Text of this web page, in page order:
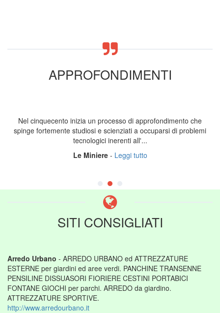
APPROFONDIMENTI
Nel cinquecento inizia un processo di approfondimento che
spinge fortemente studiosi e scienziati a occuparsi di problemi
tecnologici inerenti all'...
Le Miniere- Leggi tutto
SITI CONSIGLIATI
Arredo Urbano - ARREDO URBANO ed ATTREZZATURE
ESTERNE per giardini ed aree verdi. PANCHINE TRANSENNE
PENSILINE DISSUASORI FIORIERE CESTINI PORTABICI
FONTANE GIOCHI per parchi. ARREDO da giardino.
ATTREZZATURE SPORTIVE.
http://www.arredourbano.it